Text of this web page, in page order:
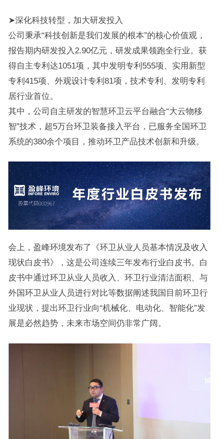
➤深化科技转型，加大研发投入
公司秉承“科技创新是我们发展的根本”的核心价值观，
报告期内研发投入2.90亿元，研发成果领跑全行业。获
得自主专利达1051项，其中发明专利555项、实用新型
专利415项、外观设计专利81项，技术专利、发明专利
居行业首位。
其中，公司自主研发的智慧环卫云平台融合“大云物移
智”技术，超5万台环卫装备接入平台，已服务全国环卫
系统的380余个项目，推动环卫产品技术创新和升级。
会上，盈峰环境发布了《环卫从业人员基本情况及收入
现状白皮书》，这是公司连续三年发布行业白皮书。白
皮书中通过环卫从业人员收入、环卫行业清洁面积、与
外国环卫从业人员进行对比等数据阐述我国目前环卫行
业现状，提出环卫行业向“机械化、电动化、智能化”发
展是必然趋势，未来市场空间仍非常广阔。